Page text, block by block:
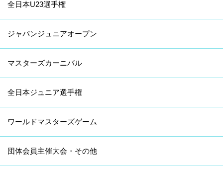
全日本U23選手権
ジャパンジュニアオープン
マスターズカーニバル
全日本ジュニア選手権
ワールドマスターズゲーム
団体会員主催大会・その他